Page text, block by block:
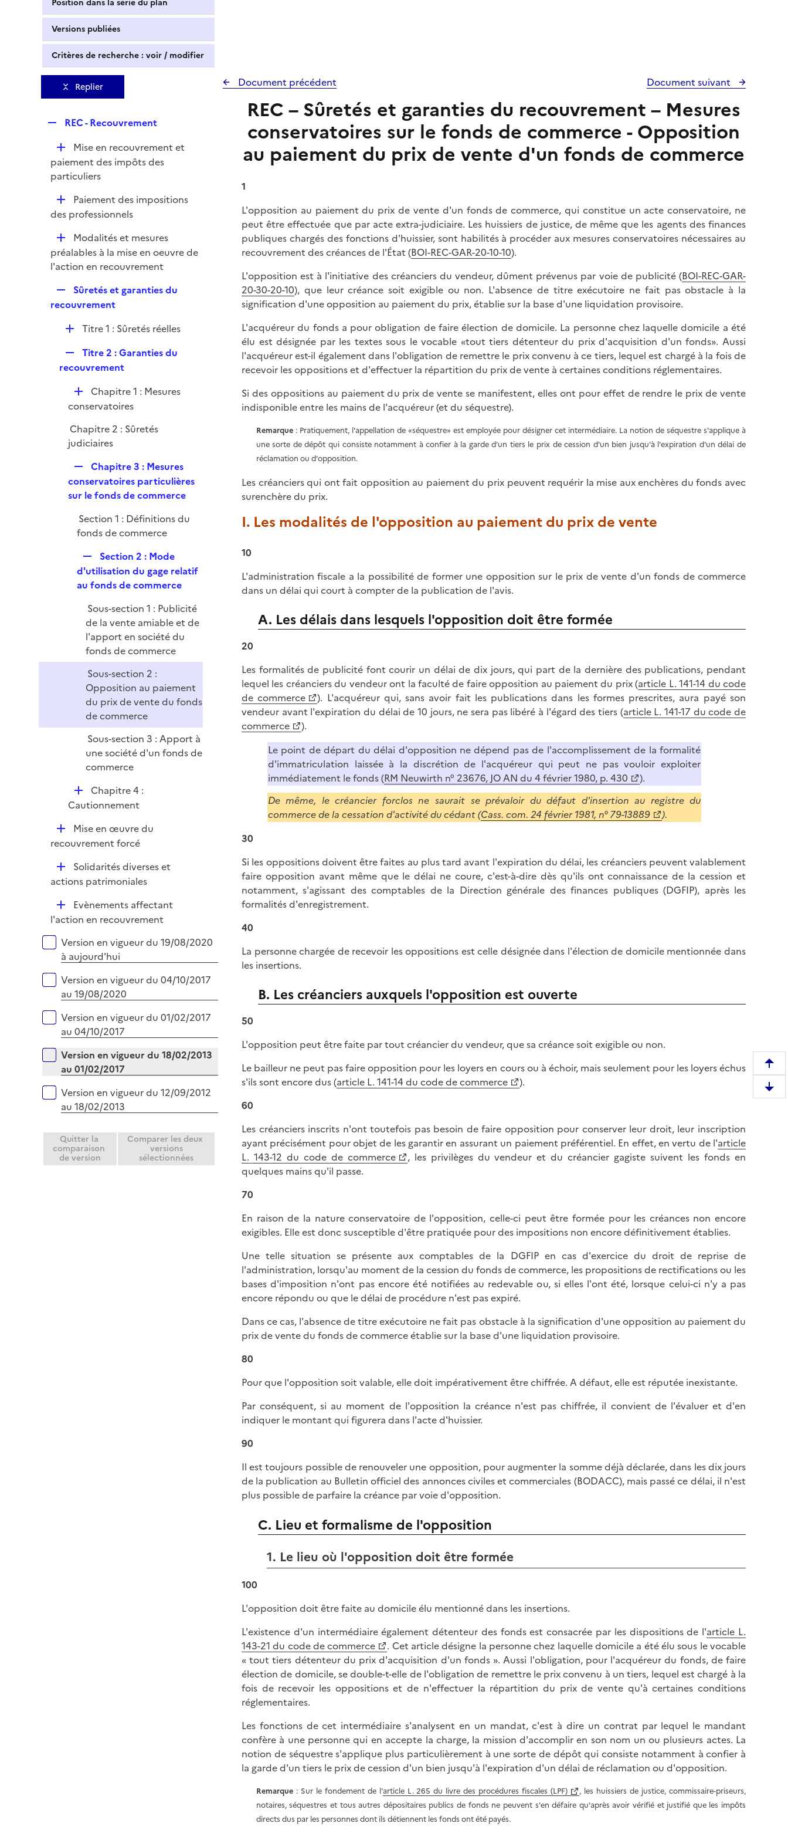
Position dans la série du plan
Versions publiées
Critères de recherche : voir / modifier
Replier
p
l
i
e
r
REC - Recouvrement
D
é
p
e
Mise en recouvrement et
paiement des impôts des
particuliers
D
é
i
e
Paiement des impositions
des professionnels
D
é
p
e
r
Modalités et mesures
préalables à la mise en oeuvre de
l'action en recouvrement
e
l
r
Sûretés et garanties du
recouvrement
D
l
i
e
r
Titre 1 : Sûretés réelles
e
l
i
e
r
Titre 2 : Garanties du
recouvrement
D
é
l
i
Chapitre 1 : Mesures
conservatoires
Chapitre 2 : Sûretés
judiciaires
e
p
i
e
Chapitre 3 : Mesures
conservatoires particulières
sur le fonds de commerce
Section 1 : Définitions du
fonds de commerce
e
p
i
e
r
Section 2 : Mode
d'utilisation du gage relatif
au fonds de commerce
Sous-section 1 : Publicité
de la vente amiable et de
l'apport en société du
fonds de commerce
Sous-section 2 :
Opposition au paiement
du prix de vente du fonds
de commerce
Sous-section 3 : Apport à
une société d'un fonds de
commerce
D
é
l
i
e
r
Chapitre 4 :
Cautionnement
D
é
i
r
Mise en œuvre du
recouvrement forcé
D
é
i
e
r
Solidarités diverses et
actions patrimoniales
D
é
l
i
e
Evènements affectant
l'action en recouvrement
Versions sur la période
Version en vigueur du 19/08/2020
à aujourd'hui
Version en vigueur du 04/10/2017
au 19/08/2020
Version en vigueur du 01/02/2017
au 04/10/2017
Version en vigueur du 18/02/2013
au 01/02/2017
Version en vigueur du 12/09/2012
au 18/02/2013
Quitter la
comparaison
de version
Comparer les deux
versions
sélectionnées
Document précédent Document suivant
REC – Sûretés et garanties du recouvrement – Mesures
conservatoires sur le fonds de commerce - Opposition
au paiement du prix de vente d'un fonds de commerce
1
L'opposition au paiement du prix de vente d'un fonds de commerce, qui constitue un acte conservatoire, ne
peut être effectuée que par acte extra-judiciaire. Les huissiers de justice, de même que les agents des finances
publiques chargés des fonctions d'huissier, sont habilités à procéder aux mesures conservatoires nécessaires au
recouvrement des créances de l'État (BOI-REC-GAR-20-10-10).
L'opposition est à l'initiative des créanciers du vendeur, dûment prévenus par voie de publicité (BOI-REC-GAR-
20-30-20-10), que leur créance soit exigible ou non. L'absence de titre exécutoire ne fait pas obstacle à la
signification d'une opposition au paiement du prix, établie sur la base d'une liquidation provisoire.
L'acquéreur du fonds a pour obligation de faire élection de domicile. La personne chez laquelle domicile a été
élu est désignée par les textes sous le vocable «tout tiers détenteur du prix d'acquisition d'un fonds». Aussi
l'acquéreur est-il également dans l'obligation de remettre le prix convenu à ce tiers, lequel est chargé à la fois de
recevoir les oppositions et d'effectuer la répartition du prix de vente à certaines conditions réglementaires.
Si des oppositions au paiement du prix de vente se manifestent, elles ont pour effet de rendre le prix de vente
indisponible entre les mains de l'acquéreur (et du séquestre).
Remarque: Pratiquement, l'appellation de «séquestre» est employée pour désigner cet intermédiaire. La notion de séquestre s'applique à
une sorte de dépôt qui consiste notamment à confier à la garde d'un tiers le prix de cession d'un bien jusqu'à l'expiration d'un délai de
réclamation ou d'opposition.
Les créanciers qui ont fait opposition au paiement du prix peuvent requérir la mise aux enchères du fonds avec
surenchère du prix.
I. Les modalités de l'opposition au paiement du prix de vente
10
L'administration fiscale a la possibilité de former une opposition sur le prix de vente d'un fonds de commerce
dans un délai qui court à compter de la publication de l'avis.
A. Les délais dans lesquels l'opposition doit être formée
20
Les formalités de publicité font courir un délai de dix jours, qui part de la dernière des publications, pendant
lequel les créanciers du vendeur ont la faculté de faire opposition au paiement du prix (article L. 141-14 du code
de commerce
). L'acquéreur qui, sans avoir fait les publications dans les formes prescrites, aura payé son
vendeur avant l'expiration du délai de 10 jours, ne sera pas libéré à l'égard des tiers (article L. 141-17 du code de
commerce
).
Le point de départ du délai d'opposition ne dépend pas de l'accomplissement de la formalité
d'immatriculation laissée à la discrétion de l'acquéreur qui peut ne pas vouloir exploiter
immédiatement le fonds (RM Neuwirth n° 23676, JO AN du 4 février 1980, p. 430
).
De même, le créancier forclos ne saurait se prévaloir du défaut d'insertion au registre du
commerce de la cessation d'activité du cédant (Cass. com. 24 février 1981, n° 79-13889
).
30
Si les oppositions doivent être faites au plus tard avant l'expiration du délai, les créanciers peuvent valablement
faire opposition avant même que le délai ne coure, c'est-à-dire dès qu'ils ont connaissance de la cession et
notamment, s'agissant des comptables de la Direction générale des finances publiques (DGFIP), après les
formalités d'enregistrement.
40
La personne chargée de recevoir les oppositions est celle désignée dans l'élection de domicile mentionnée dans
les insertions.
B. Les créanciers auxquels l'opposition est ouverte
50
L'opposition peut être faite par tout créancier du vendeur, que sa créance soit exigible ou non.
Le bailleur ne peut pas faire opposition pour les loyers en cours ou à échoir, mais seulement pour les loyers échus
s'ils sont encore dus (article L. 141-14 du code de commerce
).
60
Les créanciers inscrits n'ont toutefois pas besoin de faire opposition pour conserver leur droit, leur inscription
ayant précisément pour objet de les garantir en assurant un paiement préférentiel. En effet, en vertu de l'article
L. 143-12 du code de commerce
, les privilèges du vendeur et du créancier gagiste suivent les fonds en
quelques mains qu'il passe.
70
En raison de la nature conservatoire de l'opposition, celle-ci peut être formée pour les créances non encore
exigibles. Elle est donc susceptible d'être pratiquée pour des impositions non encore définitivement établies.
Une telle situation se présente aux comptables de la DGFIP en cas d'exercice du droit de reprise de
l'administration, lorsqu'au moment de la cession du fonds de commerce, les propositions de rectifications ou les
bases d'imposition n'ont pas encore été notifiées au redevable ou, si elles l'ont été, lorsque celui-ci n'y a pas
encore répondu ou que le délai de procédure n'est pas expiré.
Dans ce cas, l'absence de titre exécutoire ne fait pas obstacle à la signification d'une opposition au paiement du
prix de vente du fonds de commerce établie sur la base d'une liquidation provisoire.
80
Pour que l'opposition soit valable, elle doit impérativement être chiffrée. A défaut, elle est réputée inexistante.
Par conséquent, si au moment de l'opposition la créance n'est pas chiffrée, il convient de l'évaluer et d'en
indiquer le montant qui figurera dans l'acte d'huissier.
90
Il est toujours possible de renouveler une opposition, pour augmenter la somme déjà déclarée, dans les dix jours
de la publication au Bulletin officiel des annonces civiles et commerciales (BODACC), mais passé ce délai, il n'est
plus possible de parfaire la créance par voie d'opposition.
C. Lieu et formalisme de l'opposition
1. Le lieu où l'opposition doit être formée
100
L'opposition doit être faite au domicile élu mentionné dans les insertions.
L'existence d'un intermédiaire également détenteur des fonds est consacrée par les dispositions de l'article L.
143-21 du code de commerce
. Cet article désigne la personne chez laquelle domicile a été élu sous le vocable
« tout tiers détenteur du prix d'acquisition d'un fonds ». Aussi l'obligation, pour l'acquéreur du fonds, de faire
élection de domicile, se double-t-elle de l'obligation de remettre le prix convenu à un tiers, lequel est chargé à la
fois de recevoir les oppositions et de n'effectuer la répartition du prix de vente qu'à certaines conditions
réglementaires.
Les fonctions de cet intermédiaire s'analysent en un mandat, c'est à dire un contrat par lequel le mandant
confère à une personne qui en accepte la charge, la mission d'accomplir en son nom un ou plusieurs actes. La
notion de séquestre s'applique plus particulièrement à une sorte de dépôt qui consiste notamment à confier à
la garde d'un tiers le prix de cession d'un bien jusqu'à l'expiration d'un délai de réclamation ou d'opposition.
Remarque: Sur le fondement de l'article L. 265 du livre des procédures fiscales (LPF)
, les huissiers de justice, commissaire-priseurs,
notaires, séquestres et tous autres dépositaires publics de fonds ne peuvent s'en défaire qu'après avoir vérifié et justifié que les impôts
directs dus par les personnes dont ils détiennent les fonds ont été payés.
e
m
D